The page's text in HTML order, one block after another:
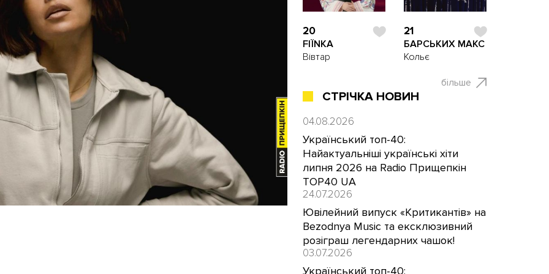
20
FIЇNKA
Вівтар
21
БАРСЬКИХ МАКС
Кольє
більше
СТРІЧКА НОВИН
04.08.2026
Український топ-40:
Найактуальніші українські хіти
липня 2026 на Radio Прищепкін
TOP40 UA
24.07.2026
Ювілейний випуск «Критикантів» на
Bezodnya Music та ексклюзивний
розіграш легендарних чашок!
03.07.2026
Український топ-40: